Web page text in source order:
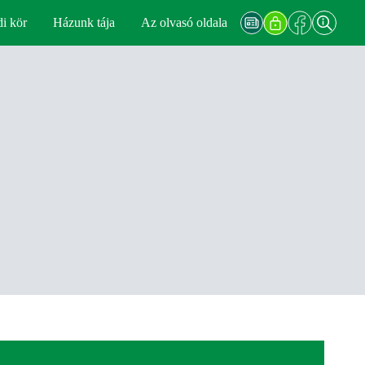
kör Házunk tája Az olvasó oldala